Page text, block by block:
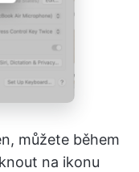
můžete během
na ikonu